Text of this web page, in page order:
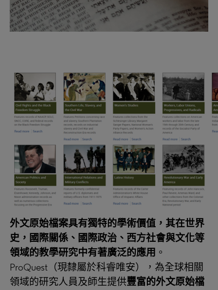
外文原始檔案具有獨特的學術價值，其在世界
史，國際關係、國際政治、西方社會與文化等
領域的教學研究中有著廣泛的應用 。
ProQuest（現隸屬於科睿唯安），為全球相關
領域的研究人員及師生提供豐富的外文原始檔